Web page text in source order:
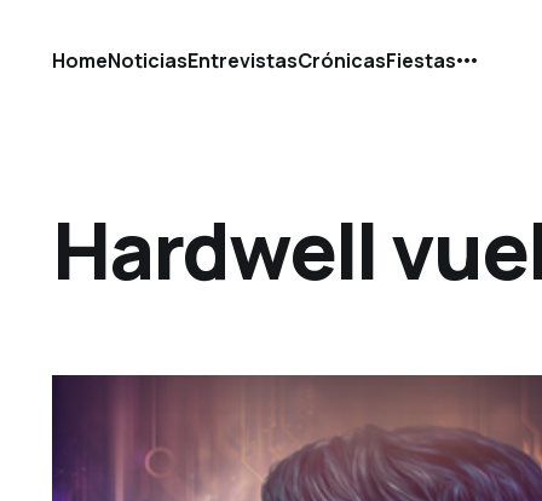
HomeNoticiasEntrevistasCrónicasFiestas
Hardwell